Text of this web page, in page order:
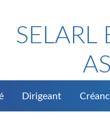
SELARL
Dirigeant